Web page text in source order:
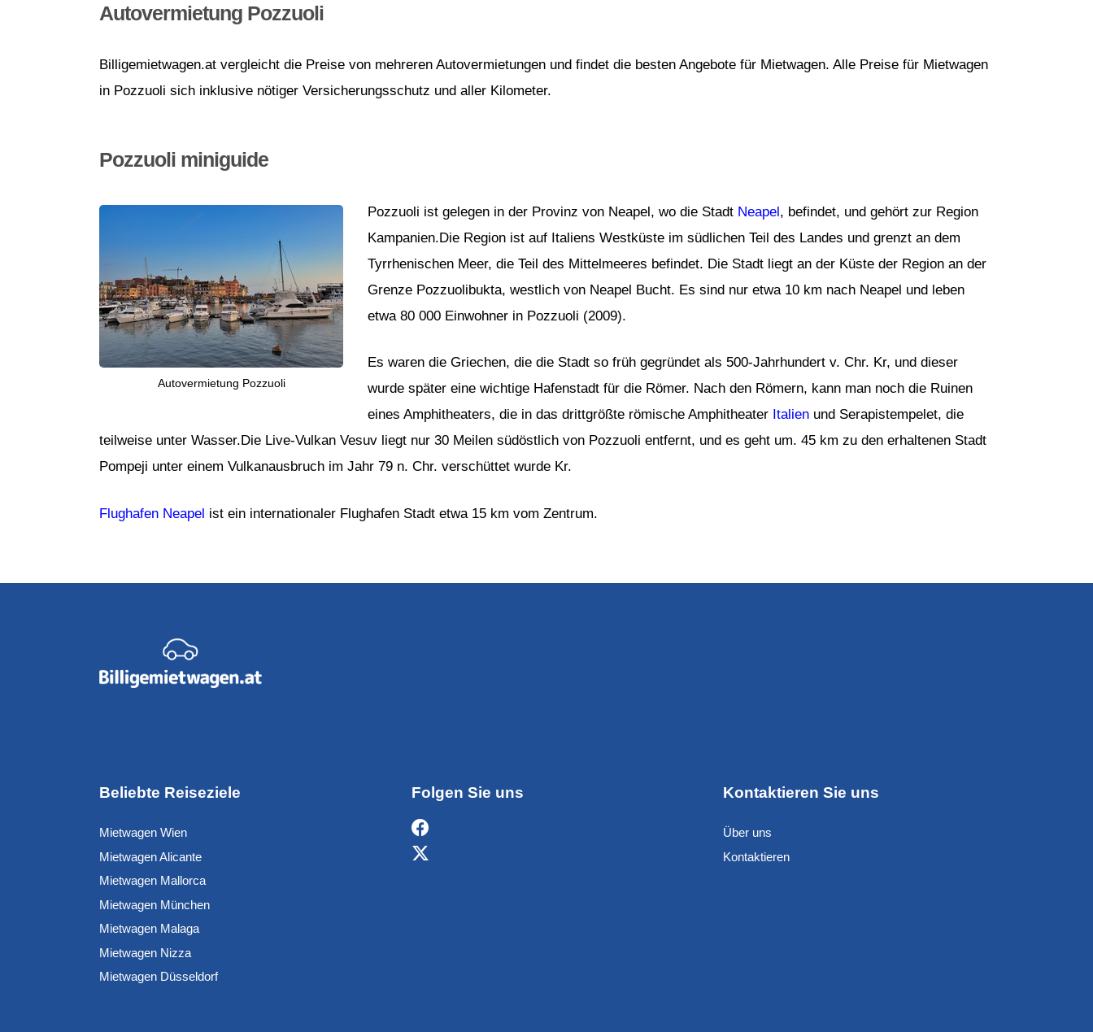
Autovermietung Pozzuoli
Billigemietwagen.at vergleicht die Preise von mehreren Autovermietungen und findet die besten Angebote für Mietwagen. Alle Preise für Mietwagen
in Pozzuoli sich inklusive nötiger Versicherungsschutz und aller Kilometer.
Pozzuoli miniguide
Autovermietung Pozzuoli
Pozzuoli ist gelegen in der Provinz von Neapel, wo die Stadt Neapel, befindet, und gehört zur Region
Kampanien.Die Region ist auf Italiens Westküste im südlichen Teil des Landes und grenzt an dem
Tyrrhenischen Meer, die Teil des Mittelmeeres befindet. Die Stadt liegt an der Küste der Region an der
Grenze Pozzuolibukta, westlich von Neapel Bucht. Es sind nur etwa 10 km nach Neapel und leben
etwa 80 000 Einwohner in Pozzuoli (2009).
Es waren die Griechen, die die Stadt so früh gegründet als 500-Jahrhundert v. Chr. Kr, und dieser
wurde später eine wichtige Hafenstadt für die Römer. Nach den Römern, kann man noch die Ruinen
eines Amphitheaters, die in das drittgrößte römische Amphitheater Italien und Serapistempelet, die
teilweise unter Wasser.Die Live-Vulkan Vesuv liegt nur 30 Meilen südöstlich von Pozzuoli entfernt, und es geht um. 45 km zu den erhaltenen Stadt
Pompeji unter einem Vulkanausbruch im Jahr 79 n. Chr. verschüttet wurde Kr.
Flughafen Neapel ist ein internationaler Flughafen Stadt etwa 15 km vom Zentrum.
Beliebte Reiseziele
Mietwagen Wien
Mietwagen Alicante
Mietwagen Mallorca
Mietwagen München
Mietwagen Malaga
Mietwagen Nizza
Mietwagen Düsseldorf
Folgen Sie uns Kontaktieren Sie uns
Über uns
Kontaktieren